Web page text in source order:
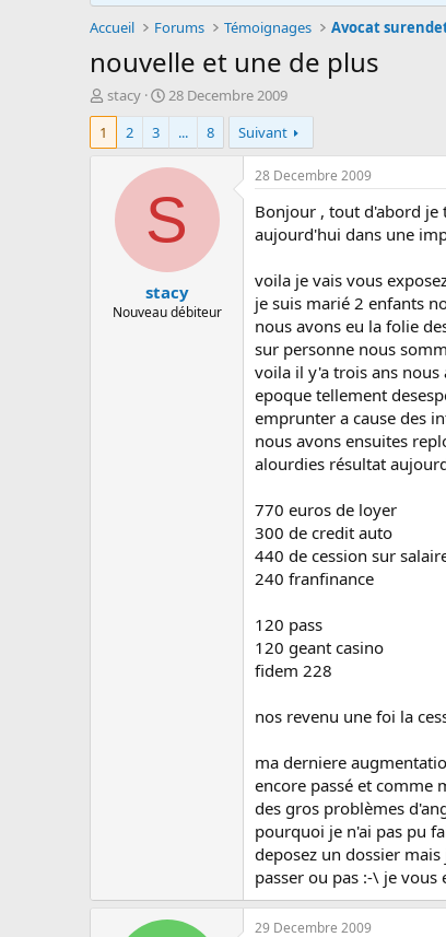
Accueil Forums Témoignages Avocat
nouvelle et une de plus
A
u
e
stacy
D
a
e
d
e
d
é
u
t
28 Decembre 2009
1
2 3 ... 8 Suivant
S
stacy
Nouveau débiteur
28 Decembre 2009
Bonjour , tout d'abord je
aujourd'hui dans une
voila je vais vous
je suis marié 2 enfants
nous avons eu la folie
sur personne nous
voila il y'a trois ans nous
epoque tellement
emprunter a cause des
nous avons ensuites
alourdies résultat
770 euros de loyer
300 de credit auto
440 de cession sur
240 franfinance
120 pass
120 geant casino
fidem 228
nos revenu une foi la
ma derniere
encore passé et comme
des gros problèmes
pourquoi je n'ai pas pu
deposez un dossier
passer ou pas :-\ je vous
29 Decembre 2009